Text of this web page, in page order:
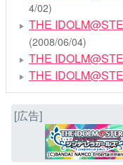
4/02)
THE
(2008/06/04)
THE
THE
[広告]